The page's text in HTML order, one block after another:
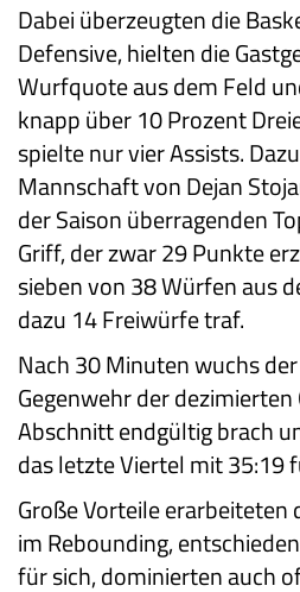
Dabei überzeugten die
Defensive, hielten die
Wurfquote aus dem Feld
knapp über 10 Prozent
spielte nur vier Assists.
Mannschaft von Dejan
der Saison überragenden
Griff, der zwar 29 Punkte
sieben von 38 Würfen aus
dazu 14 Freiwürfe traf.
Nach 30 Minuten wuchs
Gegenwehr der
Abschnitt endgültig brach
das letzte Viertel mit 35:19
Große Vorteile erarbeiteten
im Rebounding,
für sich, dominierten auch